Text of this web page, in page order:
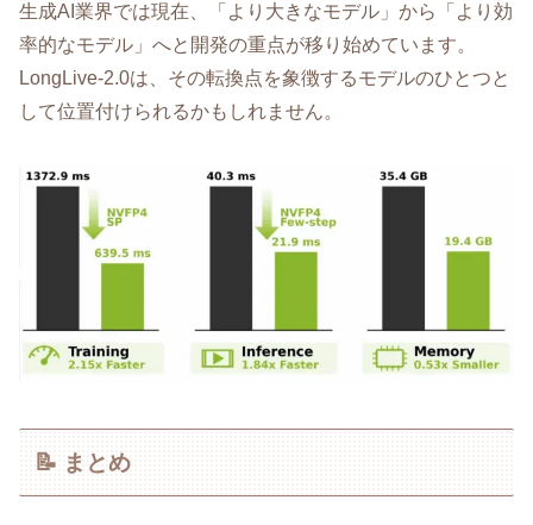
生成AI業界では現在、「より大きなモデル」から「より効
率的なモデル」へと開発の重点が移り始めています。
LongLive-2.0は、その転換点を象徴するモデルのひとつと
して位置付けられるかもしれません。
📝 まとめ